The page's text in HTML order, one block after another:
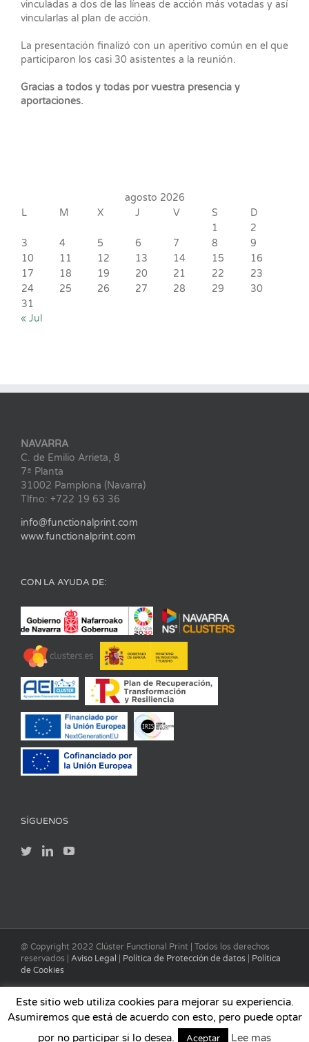
vinculadas a dos de las líneas de acción más votadas y así
vincularlas al plan de acción.
La presentación finalizó con un aperitivo común en el que
participaron los casi 30 asistentes a la reunión.
Gracias a todos y todas por vuestra presencia y
aportaciones.
agosto 2026
L
M X J V S
D
1
2
3
4 5 6 7 8
9
10
11 12 13 14 15
16
17
18 19 20 21 22
23
24
25 26 27 28 29
30
31
« Jul
NAVARRA
C. de Emilio Arrieta, 8
7ª Planta
31002 Pamplona (Navarra)
Tlfno: +722 19 63 36
info@functionalprint.com
www.functionalprint.com
CON LA AYUDA DE:
SÍGUENOS
@ Copyright 2022 Clúster Functional Print | Todos los derechos
reservados | Aviso Legal Política de Protección de datos
Política
de Cookies
Este sitio web utiliza cookies para mejorar su experiencia.
Asumiremos que está de acuerdo con esto, pero puede optar
por no participar si lo desea.
Aceptar Lee mas